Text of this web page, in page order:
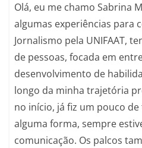
Olá, eu me chamo Sabrina
algumas experiências para
Jornalismo pela UNIFAAT,
de pessoas, focada em
desenvolvimento de
longo da minha trajetória
no início, já fiz um pouco
alguma forma, sempre
comunicação. Os palcos